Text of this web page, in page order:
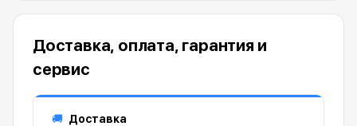
Доставка, оплата, гарантия и
сервис
🚚 Доставка